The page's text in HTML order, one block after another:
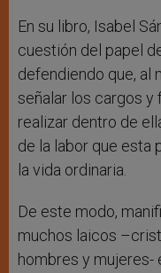
En su libro, Isabel
cuestión del papel
defendiendo que, al
señalar los cargos y
realizar dentro de
de la labor que esta
la vida ordinaria.
De este modo,
muchos laicos
hombres y mujeres-